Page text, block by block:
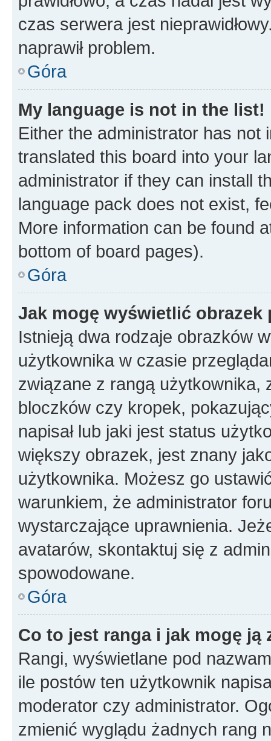
czas serwera jest
naprawił problem.
Góra
My language is not in the list!
Either the administrator has not
translated this board into your
administrator if they can install
language pack does not exist,
More information can be found
bottom of board pages).
Góra
Jak mogę wyświetlić
Istnieją dwa rodzaje obrazków
użytkownika w czasie
związane z rangą użytkownika,
bloczków czy kropek,
napisał lub jaki jest status
większy obrazek, jest znany
użytkownika. Możesz go
warunkiem, że administrator
wystarczające uprawnienia.
avatarów, skontaktuj się z
spowodowane.
Góra
Co to jest ranga i jak mogę ją
Rangi, wyświetlane pod
ile postów ten użytkownik
moderator czy administrator.
zmienić wyglądu żadnych rang